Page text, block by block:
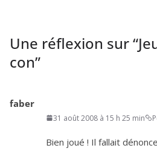
Une réflexion sur “
con”
faber
31 août 2008 à 15 h 25 min
Bien joué ! Il fal­lait